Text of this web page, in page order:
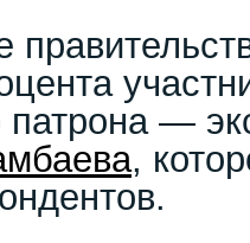
—
,